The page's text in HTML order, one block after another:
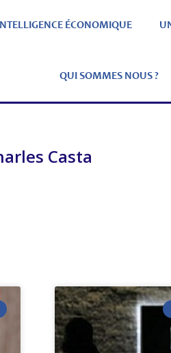
ÉCONOMIQUE
QUI SOMMES NOUS ?
Casta